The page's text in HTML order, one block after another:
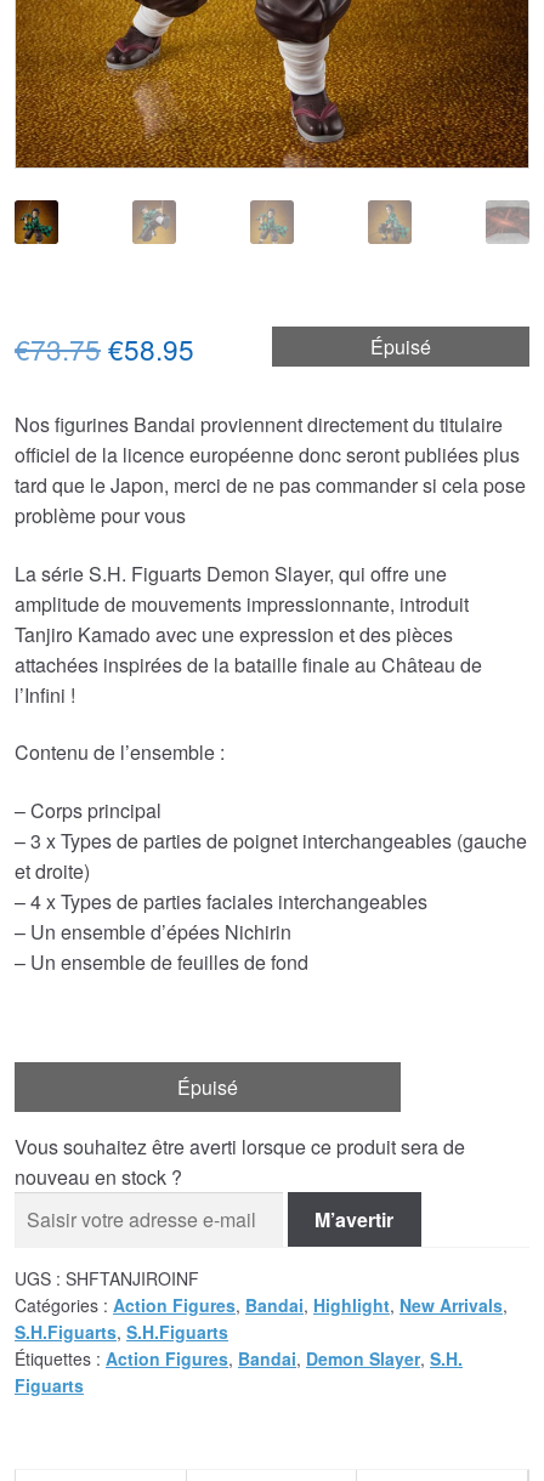
Épuisé
€73.75Le
initial
était :
€73.75.
€58.95
actuel
est :
Nos figurines Bandai proviennent directement du titulaire
officiel de la licence européenne donc seront publiées plus
tard que le Japon, merci de ne pas commander si cela pose
problème pour vous
La série S.H. Figuarts Demon Slayer, qui offre une
amplitude de mouvements impressionnante, introduit
Tanjiro Kamado avec une expression et des pièces
attachées inspirées de la bataille finale au Château de
l’Infini !
Contenu de l’ensemble :
– Corps principal
– 3 x Types de parties de poignet interchangeables (gauche
et droite)
– 4 x Types de parties faciales interchangeables
– Un ensemble d’épées Nichirin
– Un ensemble de feuilles de fond
Épuisé
Vous souhaitez être averti lorsque ce produit sera de
nouveau en stock ?
M’avertir
UGS : SHFTANJIROINF
Catégories : Action Figures, Bandai, Highlight, New Arrivals,
S.H.Figuarts, S.H.Figuarts
Étiquettes : Action Figures, Bandai, Demon Slayer, S.H.
Figuarts